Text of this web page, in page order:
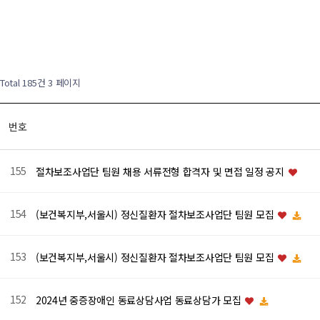
Total 185건 3 페이지
번호
155 절차보조사업단 팀원 채용 서류전형 합격자 및 면접 일정 공지
154 (보건복지부,서울시) 정신질환자 절차보조사업단 팀원 모집
153 (보건복지부,서울시) 정신질환자 절차보조사업단 팀원 모집
152 2024년 중증장애인 동료상담사업 동료상담가 모집